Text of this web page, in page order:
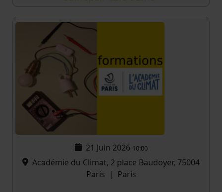
21 Juin 2026 10:00
Académie du Climat, 2 place Baudoyer, 75004
Paris | Paris